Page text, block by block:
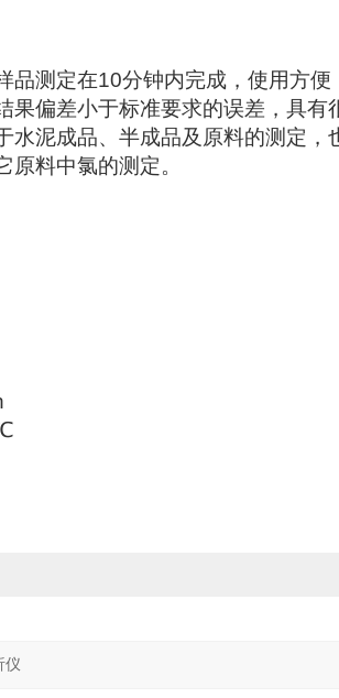
品测定在10分钟内完成，使用方便
果偏差小于标准要求的误差，具有
水泥成品、半成品及原料的测定，
原料中氯的测定。